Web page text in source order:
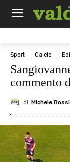
Sport Calcio
commento
di Michele